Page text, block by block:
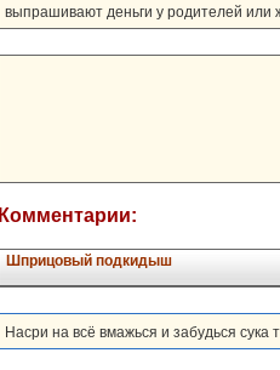
выпрашивают деньги у родителей или
Комментарии:
Шприцовый подкидыш
Насри на всё вмажься и забудься